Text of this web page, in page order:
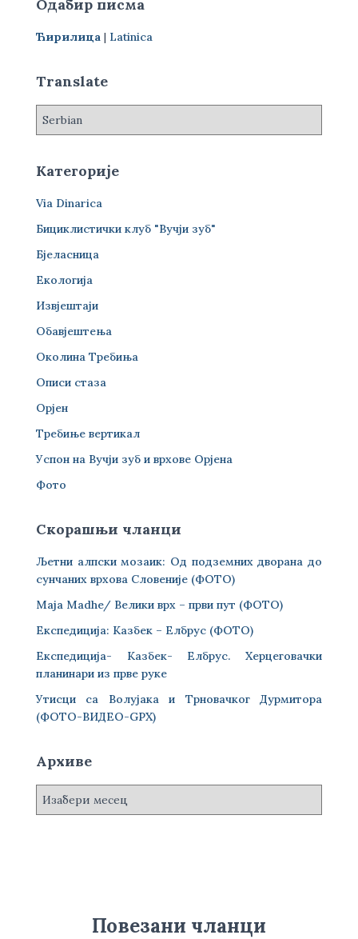
а
а
а
Одабир писма
Ћирилица | Latinica
Translate
Категорије
Via Dinarica
Бициклистички клуб "Вучји зуб"
Бјеласница
Екологија
Извјештаји
Обавјештења
Околина Требиња
Описи стаза
Орјен
Требиње вертикал
Успон на Вучји зуб и врхове Орјена
Фото
Скорашњи чланци
Љетни алпски мозаик: Од подземних дворана до
сунчаних врхова Словеније (ФОТО)
Maja Madhe/ Велики врх – први пут (ФОТО)
Експедиција: Казбек – Елбрус (ФОТО)
Експедиција- Казбек- Елбрус. Херцеговачки
планинари из прве руке
Утисци са Волујака и Трновачког Дурмитора
(ФОТО-ВИДЕО-GPX)
Архиве
А
Повезани чланци